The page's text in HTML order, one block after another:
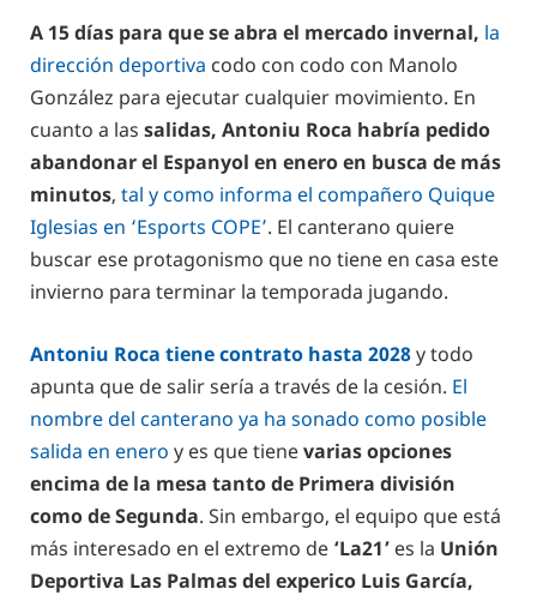
A 15 días para que se abra el mercado invernal, la
dirección deportiva codo con codo con Manolo
González para ejecutar cualquier movimiento. En
cuanto a las salidas, Antoniu Roca habría pedido
abandonar el Espanyol en enero en busca de más
minutos, tal y como informa el compañero Quique
Iglesias en ‘Esports COPE’. El canterano quiere
buscar ese protagonismo que no tiene en casa este
invierno para terminar la temporada jugando.
Antoniu Roca tiene contrato hasta 2028y todo
apunta que de salir sería a través de la cesión. El
nombre del canterano ya ha sonado como posible
salida en enero y es que tienevarias opciones
encima de la mesa tanto de Primera división
como de Segunda. Sin embargo, el equipo que está
más interesado en el extremo de ‘La21’ es la Unión
Deportiva Las Palmas del experico Luis García,